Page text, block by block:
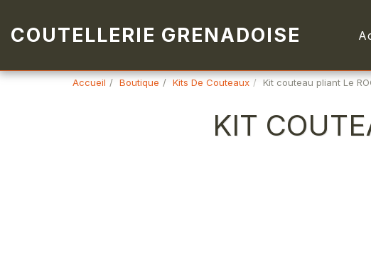
COUTELLERIE GRENADOISE
Accueil Boutique Kits De Couteaux Kit couteau pliant Le
KIT